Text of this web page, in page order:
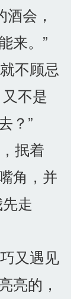
会，
来。”
不顾忌
不是
？”
抿着
角，并
走
又遇见
亮的，